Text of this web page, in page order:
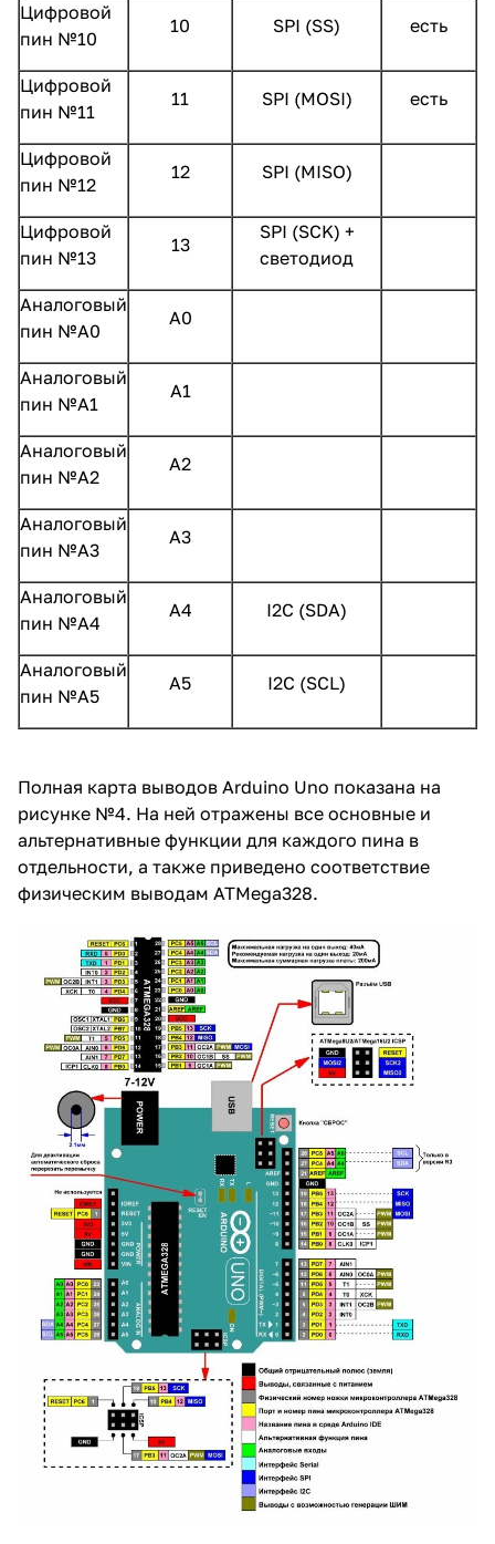
Цифровой
пин №10
10 SPI (SS) есть
Цифровой
пин №11
11 SPI (MOSI) есть
Цифровой
пин №12
12 SPI (MISO)
Цифровой
пин №13
13
SPI (SCK) +
светодиод
Аналоговый
пин №А0
А0
Аналоговый
пин №А1
А1
Аналоговый
пин №А2
А2
Аналоговый
пин №А3
А3
Аналоговый
пин №А4
А4 I2C (SDA)
Аналоговый
пин №А5
А5 I2C (SCL)
Полная карта выводов Arduino Uno показана на
рисунке №4. На ней отражены все основные и
альтернативные функции для каждого пина в
отдельности, а также приведено соответствие
физическим выводам ATMega328.